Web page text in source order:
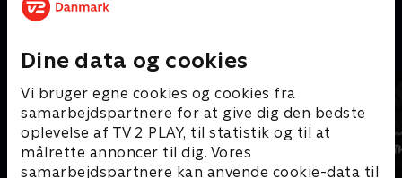
Dine data og cookies
Vi bruger egne cookies og cookies fra
samarbejdspartnere for at give dig den bedste
oplevelse af TV 2 PLAY, til statistik og til at
målrette annoncer til dig. Vores
samarbejdspartnere kan anvende cookie-data til
Mere indhold fra Disney+